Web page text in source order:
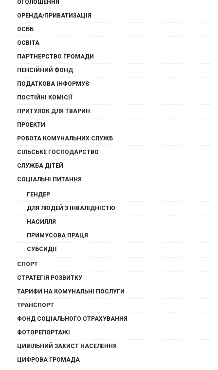
ОГОЛОШЕННЯ
ОРЕНДА/ПРИВАТИЗАЦІЯ
ОСББ
ОСВІТА
ПАРТНЕРСТВО ГРОМАДИ
ПЕНСІЙНИЙ ФОНД
ПОДАТКОВА ІНФОРМУЄ
ПОСТІЙНІ КОМІСІЇ
ПРИТУЛОК ДЛЯ ТВАРИН
ПРОЕКТИ
РОБОТА КОМУНАЛЬНИХ СЛУЖБ
СІЛЬСЬКЕ ГОСПОДАРСТВО
СЛУЖБА ДІТЕЙ
СОЦІАЛЬНІ ПИТАННЯ
ГЕНДЕР
ДЛЯ ЛЮДЕЙ З ІНВАЛІДНІСТЮ
НАСИЛЛЯ
ПРИМУСОВА ПРАЦЯ
СУБСИДІЇ
СПОРТ
СТРАТЕГІЯ РОЗВИТКУ
ТАРИФИ НА КОМУНАЛЬНІ ПОСЛУГИ
ТРАНСПОРТ
ФОНД СОЦІАЛЬНОГО СТРАХУВАННЯ
ФОТОРЕПОРТАЖІ
ЦИВІЛЬНИЙ ЗАХИСТ НАСЕЛЕННЯ
ЦИФРОВА ГРОМАДА